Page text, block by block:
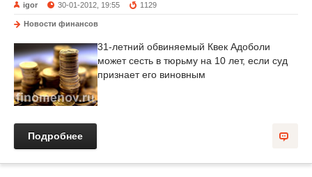
igor 30-01-2012, 19:55 1129
Новости финансов
31-летний обвиняемый Квек Адоболи
может сесть в тюрьму на 10 лет, если суд
признает его виновным
Подробнее